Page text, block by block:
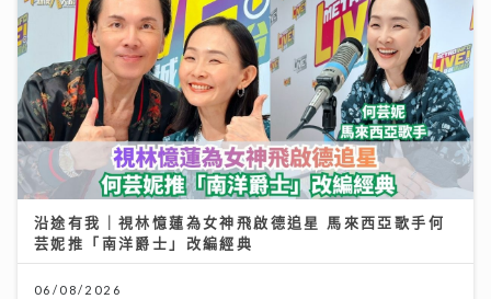
沿途有我｜視林憶蓮為女神飛啟德追星 馬來西亞歌手何
芸妮推「南洋爵士」改編經典
06/08/2026